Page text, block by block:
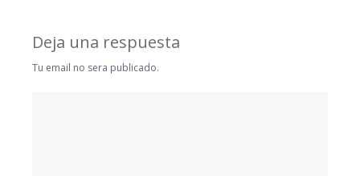
Deja una respuesta
Tu email no sera publicado.